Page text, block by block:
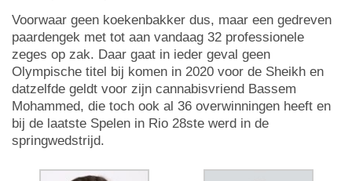
Voorwaar geen koekenbakker dus, maar een gedreven
paardengek met tot aan vandaag 32 professionele
zeges op zak. Daar gaat in ieder geval geen
Olympische titel bij komen in 2020 voor de Sheikh en
datzelfde geldt voor zijn cannabisvriend Bassem
Mohammed, die toch ook al 36 overwinningen heeft en
bij de laatste Spelen in Rio 28ste werd in de
springwedstrijd.